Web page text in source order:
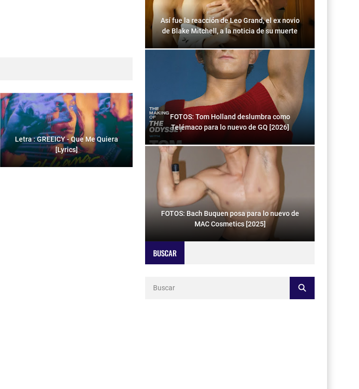
Letra : GREEICY - Que Me Quiera
[Lyrics]
Así fue la reacción de Leo Grand, el ex novio
de Blake Mitchell, a la noticia de su muerte
FOTOS: Tom Holland deslumbra como
Telémaco para lo nuevo de GQ [2026]
FOTOS: Bach Buquen posa para lo nuevo de
MAC Cosmetics [2025]
BUSCAR